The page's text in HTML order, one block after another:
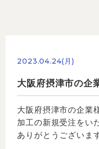
2023.04.24(月)
大阪府摂津市の企
大阪府摂津市の企業
加工の新規受注をい
ありがとうございま